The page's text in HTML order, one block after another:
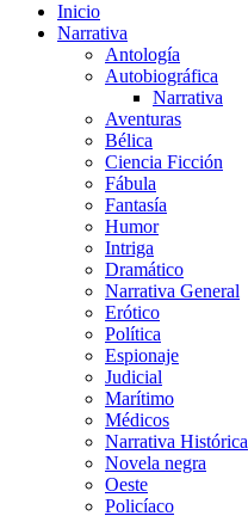
Inicio
Narrativa
Antología
Autobiográfica
Narrativa
Aventuras
Bélica
Ciencia Ficción
Fábula
Fantasía
Humor
Intriga
Dramático
Narrativa General
Erótico
Política
Espionaje
Judicial
Marítimo
Médicos
Narrativa Histórica
Novela negra
Oeste
Policíaco